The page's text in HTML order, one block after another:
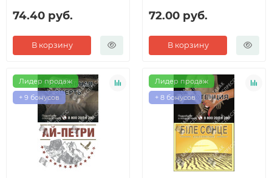
74.40 руб.
В корзину
72.00 руб.
В корзину
Лидер продаж
+ 9 бонусов
Лидер продаж
+ 8 бонусов